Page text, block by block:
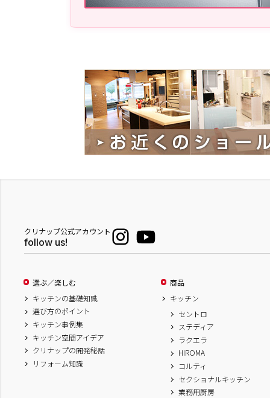
クリナップ公式アカウント
follow us!
選ぶ／楽しむ
キッチンの基礎知識
選び方のポイント
キッチン事例集
キッチン空間アイデア
クリナップの開発秘話
リフォーム知識
商品
キッチン
セントロ
ステディア
ラクエラ
HIROMA
コルティ
セクショナルキッチン
業務用厨房